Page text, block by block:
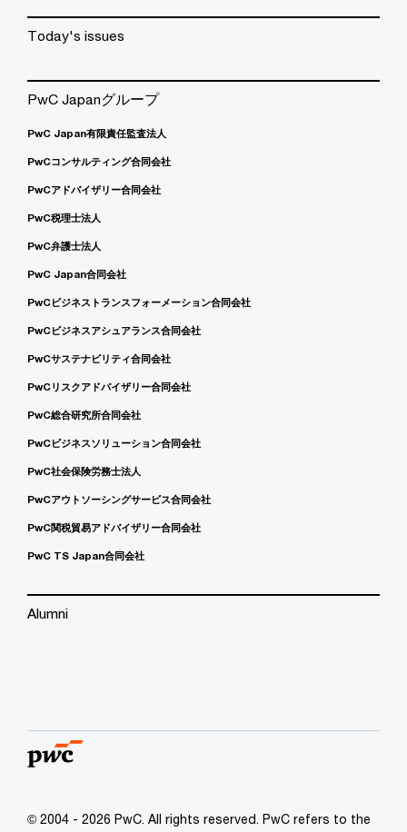
Today's issues
PwC Japanグループ
PwC Japan有限責任監査法人
PwCコンサルティング合同会社
PwCアドバイザリー合同会社
PwC税理士法人
PwC弁護士法人
PwC Japan合同会社
PwCビジネストランスフォーメーション合同会社
PwCビジネスアシュアランス合同会社
PwCサステナビリティ合同会社
PwCリスクアドバイザリー合同会社
PwC総合研究所合同会社
PwCビジネスソリューション合同会社
PwC社会保険労務士法人
PwCアウトソーシングサービス合同会社
PwC関税貿易アドバイザリー合同会社
PwC TS Japan合同会社
Alumni
© 2004 - 2026 PwC. All rights reserved. PwC refers to the